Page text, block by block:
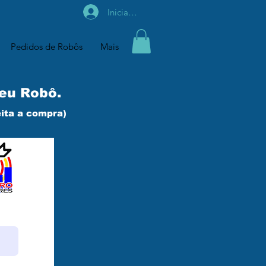
Iniciar sesión
Pedidos de Robôs Mais
Robô.
a compra)